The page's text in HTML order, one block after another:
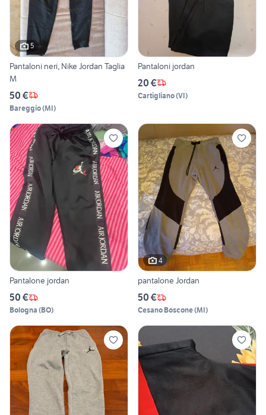
5
Pantaloni neri, Nike Jordan Taglia
M
50 €
Bareggio(MI)
Pantaloni jordan
20 €
Cartigliano(VI)
Pantalone jordan
50 €
Bologna (BO)
4
pantalone Jordan
50 €
Cesano Boscone(MI)